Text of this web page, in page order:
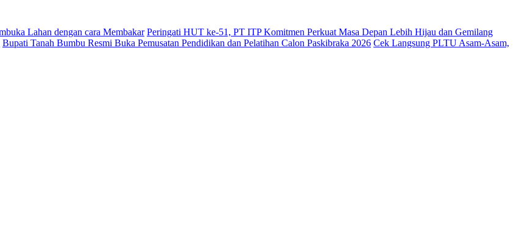
Lahan dengan cara Membakar Peringati HUT ke-51, PT ITP Komitmen Perkuat Masa Depan Lebih Hijau dan Gemilang
Bupati Tanah Bumbu Resmi Buka Pemusatan Pendidikan dan Pelatihan Calon Paskibraka 2026 Cek Langsung PLTU Asam-Asam,